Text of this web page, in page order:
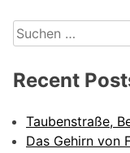
Suchen
nach:
Recent
Taubenstraße,
Das Gehirn von